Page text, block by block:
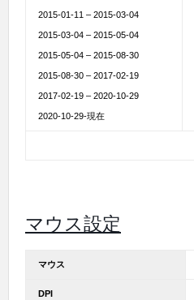
2015-01-11 – 2015-03-04
2015-03-04 – 2015-05-04
2015-05-04 – 2015-08-30
2015-08-30 – 2017-02-19
2017-02-19 – 2020-10-29
2020-10-29-現在
マウス設定
マウス
DPI